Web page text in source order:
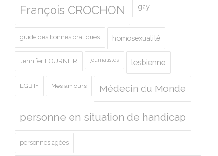
François CROCHON gay
guide des bonnes pratiques homosexualité
Jennifer FOURNIER journalistes lesbienne
LGBT+ Mes amours Médecin du Monde
personne en situation de handicap
personnes agées